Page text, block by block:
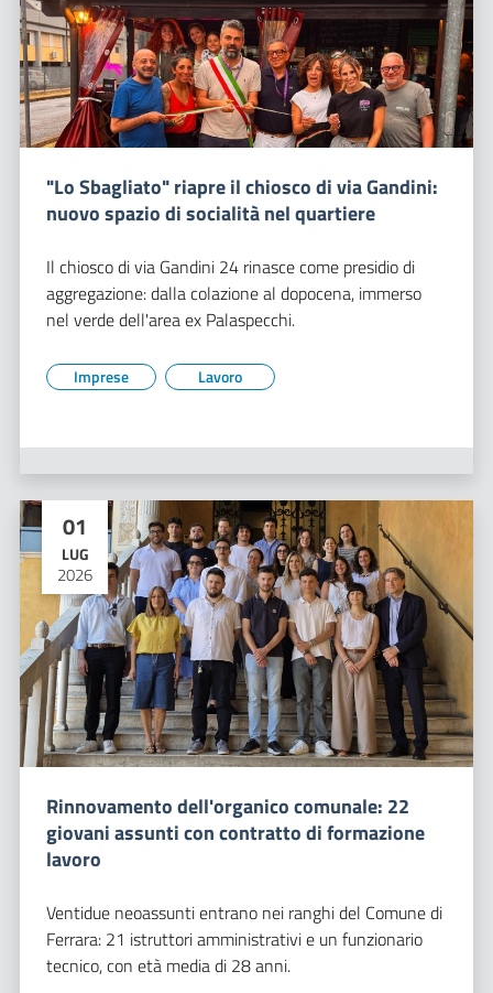
"Lo Sbagliato" riapre il chiosco di via Gandini:
nuovo spazio di socialità nel quartiere
Il chiosco di via Gandini 24 rinasce come presidio di
aggregazione: dalla colazione al dopocena, immerso
nel verde dell'area ex Palaspecchi.
Imprese Lavoro
01
LUG
2026
Rinnovamento dell'organico comunale: 22
giovani assunti con contratto di formazione
lavoro
Ventidue neoassunti entrano nei ranghi del Comune di
Ferrara: 21 istruttori amministrativi e un funzionario
tecnico, con età media di 28 anni.